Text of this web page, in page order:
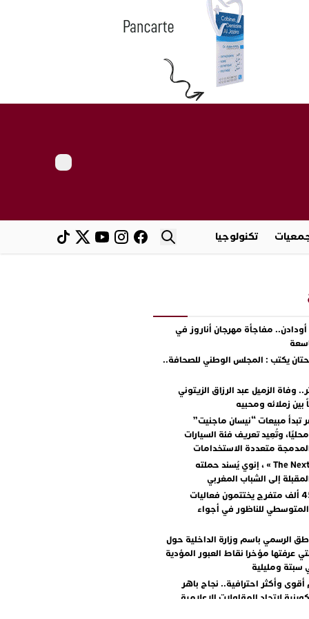
تكنولوجيا
مفاجأة مهرجان أناروز في
يكتب : المجلس الوطني للصحافة..
وفاة الزميل عبد الرزاق الزيتوني
بين زملائه ومحبيه
تبدأ مبيعات “نيسان ماجنيت”
وتُعِيد تعريف فئة السيارات
متعددة الاستخدامات
مع « The Next Ad » ، إنوي يُسند حملته
إلى الشباب المغربي
أكثر من 45 ألف متفرج يختتمون فعاليات
المتوسطي للناظور في أجواء
الرسمي باسم وزارة الداخلية حول
عرفتها مؤخرا نقاط العبور المؤدية
سبتة ومليلية
أقوى وأكثر احترافية.. نجاح باهر
لاتحاد المقاولات الإعلامية